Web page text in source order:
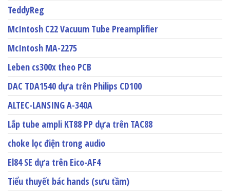
TeddyReg
McIntosh C22 Vacuum Tube Preamplifier
McIntosh MA-2275
Leben cs300x theo PCB
DAC TDA1540 dựa trên Philips CD100
ALTEC-LANSING A-340A
Lắp tube ampli KT88 PP dựa trên TAC88
choke lọc điện trong audio
El84 SE dựa trên Eico-AF4
Tiểu thuyết bác hands (sưu tầm)